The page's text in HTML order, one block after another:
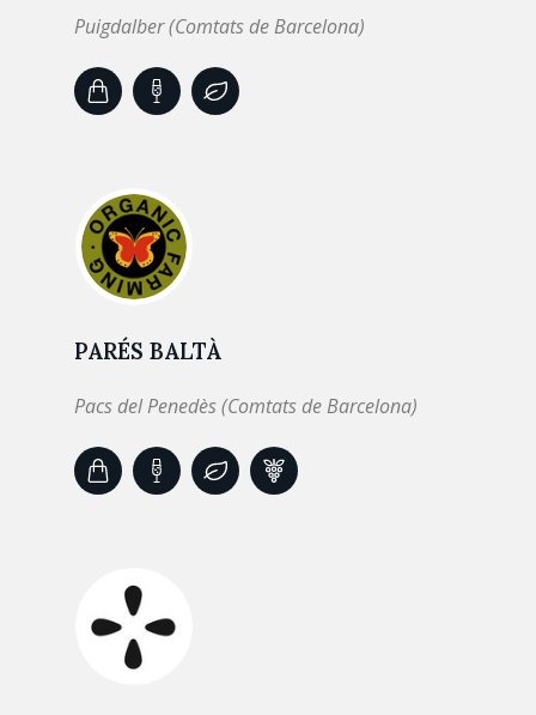
Puigdalber (Comtats de Barcelona)
PARÉS BALTÀ
Pacs del Penedès (Comtats de Barcelona)